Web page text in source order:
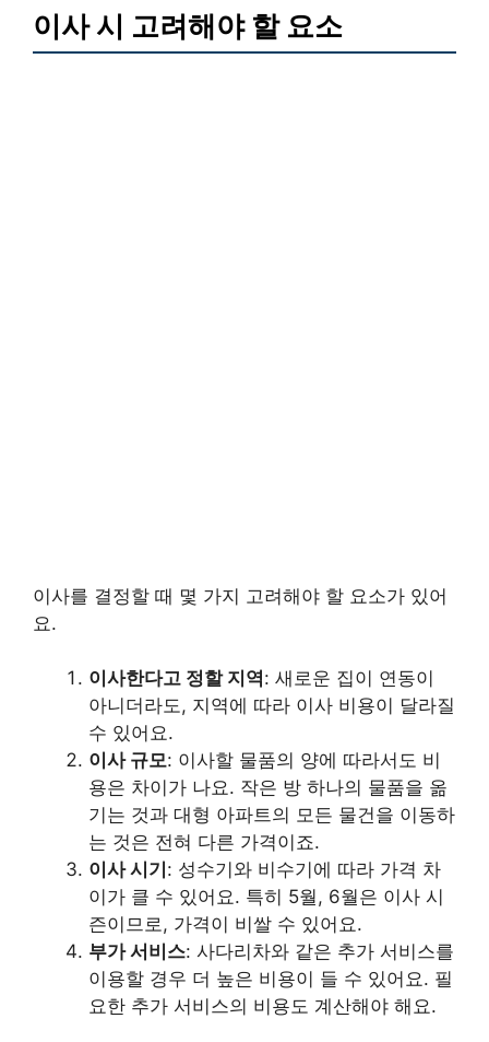
이사 시 고려해야 할 요소
이사를 결정할 때 몇 가지 고려해야 할 요소가 있어
요.
이사한다고 정할 지역: 새로운 집이 연동이
아니더라도, 지역에 따라 이사 비용이 달라질
수 있어요.
이사 규모: 이사할 물품의 양에 따라서도 비
용은 차이가 나요. 작은 방 하나의 물품을 옮
기는 것과 대형 아파트의 모든 물건을 이동하
는 것은 전혀 다른 가격이죠.
이사 시기 : 성수기와 비수기에 따라 가격 차
이가 클 수 있어요. 특히 5월, 6월은 이사 시
즌이므로, 가격이 비쌀 수 있어요.
부가 서비스: 사다리차와 같은 추가 서비스를
이용할 경우 더 높은 비용이 들 수 있어요. 필
요한 추가 서비스의 비용도 계산해야 해요.